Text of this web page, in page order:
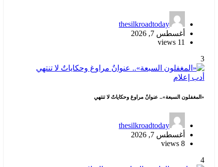
thesilkroadtoday
أغسطس 7, 2026
11 views
3
أدب إعلام
«المغفلون السبعة».. عنوانٌ مراوغ وحكاياتٌ لا تنتهي
thesilkroadtoday
أغسطس 7, 2026
8 views
4